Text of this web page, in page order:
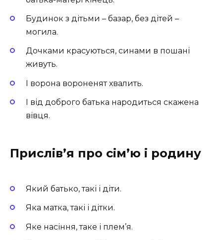
Будинок з дітьми – базар, без дітей –
могила.
Дочками красуються, синами в пошані
живуть.
І ворона вороненят хвалить.
І від доброго батька народиться скажена
вівця.
Прислiв’я про сім’ю і родину
Який батько, такі і діти.
Яка матка, такі і дітки.
Яке насіння, таке і плем’я.